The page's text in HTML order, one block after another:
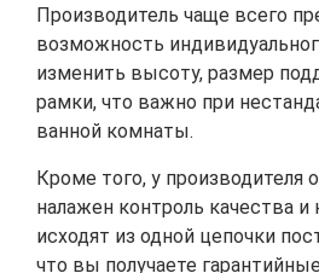
Производитель чаще всего
возможность
изменить высоту, размер
рамки, что важно при
ванной комнаты.
Кроме того, у производителя
налажен контроль качества
исходят из одной цепочки
что вы получаете